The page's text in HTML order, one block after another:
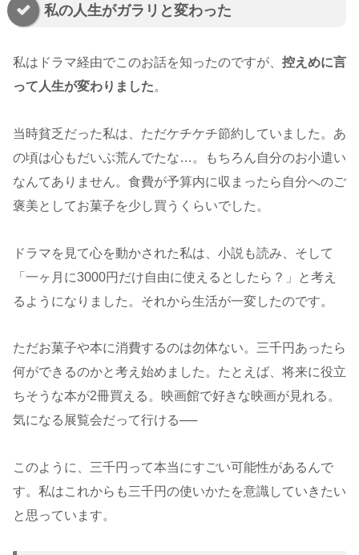
私の人生がガラリと変わった
私はドラマ経由でこのお話を知ったのですが、 控えめに言
って人生が変わりました。
当時貧乏だった私は、ただケチケチ節約していました。あ
の頃は心もだいぶ荒んでたな…。もちろん自分のお小遣い
なんてありません。食費が予算内に収まったら自分へのご
褒美としてお菓子を少し買うくらいでした。
ドラマを見て心を動かされた私は、小説も読み、そして
「一ヶ月に3000円だけ自由に使えるとしたら？」と考え
るようになりました。それから生活が一変したのです。
ただお菓子や本に消費するのは勿体ない。三千円あったら
何ができるのかと考え始めました。たとえば、将来に役立
ちそうな本が2冊買える。映画館で好きな映画が見れる。
気になる展覧会だって行ける──
このように、三千円って本当にすごい可能性があるんで
す。私はこれからも三千円の使いかたを意識していきたい
と思っています。